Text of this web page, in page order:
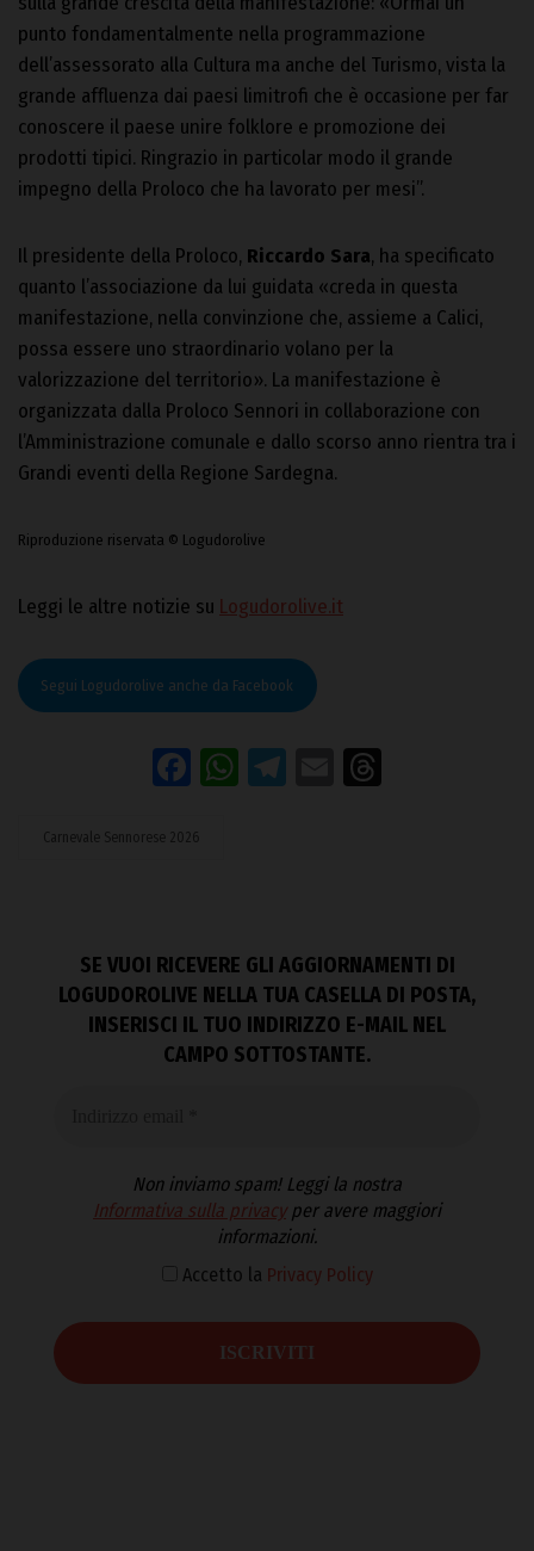
punto fondamentalmente nella programmazione
dell’assessorato alla Cultura ma anche del Turismo, vista la
grande affluenza dai paesi limitrofi che è occasione per far
conoscere il paese unire folklore e promozione dei
prodotti tipici. Ringrazio in particolar modo il grande
impegno della Proloco che ha lavorato per mesi”.
Il presidente della Proloco, Riccardo Sara, ha specificato
quanto l’associazione da lui guidata «creda in questa
manifestazione, nella convinzione che, assieme a Calici,
possa essere uno straordinario volano per la
valorizzazione del territorio». La manifestazione è
organizzata dalla Proloco Sennori in collaborazione con
l’Amministrazione comunale e dallo scorso anno rientra tra i
Grandi eventi della Regione Sardegna.
Riproduzione riservata © Logudorolive
Leggi le altre notizie su Logudorolive.it
Segui Logudorolive anche da Facebook
Facebook
WhatsApp
Telegram
Email
Carnevale Sennorese 2026
SE VUOI RICEVERE GLI AGGIORNAMENTI DI
LOGUDOROLIVE NELLA TUA CASELLA DI POSTA,
INSERISCI IL TUO INDIRIZZO E-MAIL NEL
CAMPO SOTTOSTANTE.
Non inviamo spam! Leggi la nostra
Informativa sulla privacyper avere maggiori
informazioni.
Accetto la Privacy Policy